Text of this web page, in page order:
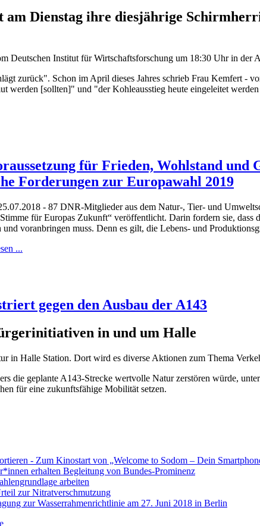
Dienstag ihre diesjährige
Deutschen Institut für Wirtschaftsforschung um 18:30 Uhr in der
zurück". Schon im April dieses Jahres schrieb Frau Kemfert -
werden [sollten]" und "der Kohleausstieg heute eingeleitet
für Frieden, Wohlstand
Forderungen zur Europawahl 2019
- 87 DNR-Mitglieder aus dem Natur-, Tier- und
für Europas Zukunft“ veröffentlicht. Darin fordern sie,
und voranbringen muss. Denn es gilt, die Lebens- und
...
gegen den Ausbau der A143
in und um Halle
in Halle Station. Dort wird es diverse Aktionen zum Thema
die geplante A143-Strecke wertvolle Natur zerstören würde,
für eine zukunftsfähige Mobilität setzen.
- Zum Kinostart von „Welcome to Sodom – Dein
erhalten Begleitung von Bundes-Prominenz
arbeiten
zur Nitratverschmutzung
zur Wasserrahmenrichtlinie am 27. Juni 2018 in Berlin